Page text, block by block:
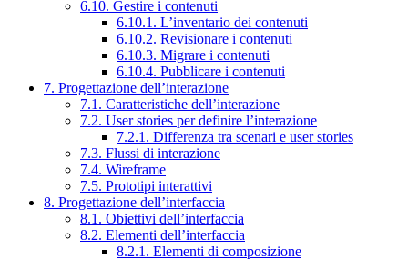
6.10. Gestire i contenuti
6.10.1. L’inventario dei contenuti
6.10.2. Revisionare i contenuti
6.10.3. Migrare i contenuti
6.10.4. Pubblicare i contenuti
7. Progettazione dell’interazione
7.1. Caratteristiche dell’interazione
7.2. User stories per definire l’interazione
7.2.1. Differenza tra scenari e user stories
7.3. Flussi di interazione
7.4. Wireframe
7.5. Prototipi interattivi
8. Progettazione dell’interfaccia
8.1. Obiettivi dell’interfaccia
8.2. Elementi dell’interfaccia
8.2.1. Elementi di composizione